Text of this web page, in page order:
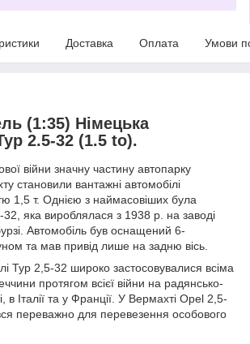
Доставка Оплата Умови
(1:35) Німецька
2.5-32 (1.5 to).
війни значну частину автопарку
становили вантажні автомобілі
1,5 т. Однією з наймасовіших була
32, яка вироблялася з 1938 р. на заводі
Автомобіль був оснащений 6-
та мав привід лише на задню вісь.
Typ 2,5-32 широко застосовувалися всіма
протягом всієї війни на радянсько-
в Італії та у Франції. У Вермахті Opel 2,5-
переважно для перевезення особового